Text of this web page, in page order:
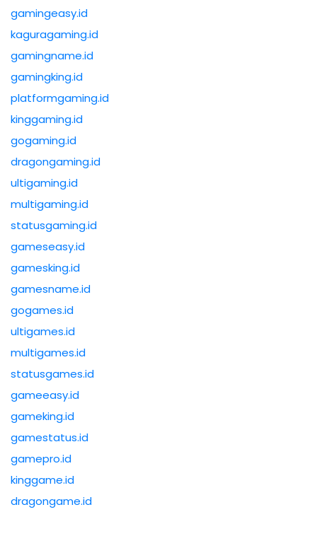
gamingeasy.id
kaguragaming.id
gamingname.id
gamingking.id
platformgaming.id
kinggaming.id
gogaming.id
dragongaming.id
ultigaming.id
multigaming.id
statusgaming.id
gameseasy.id
gamesking.id
gamesname.id
gogames.id
ultigames.id
multigames.id
statusgames.id
gameeasy.id
gameking.id
gamestatus.id
gamepro.id
kinggame.id
dragongame.id